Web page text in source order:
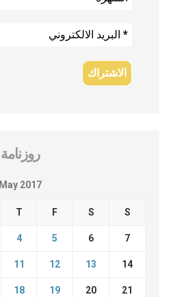
روزنامة
May 2017
T F S S
4 5 6 7
11 12 13 14
18 19 20 21